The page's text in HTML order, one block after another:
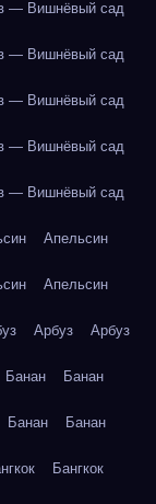
— Вишнёвый сад
— Вишнёвый сад
— Вишнёвый сад
— Вишнёвый сад
— Вишнёвый сад
Апельсин
Апельсин
Арбуз Арбуз
Банан Банан
Банан Банан
Бангкок